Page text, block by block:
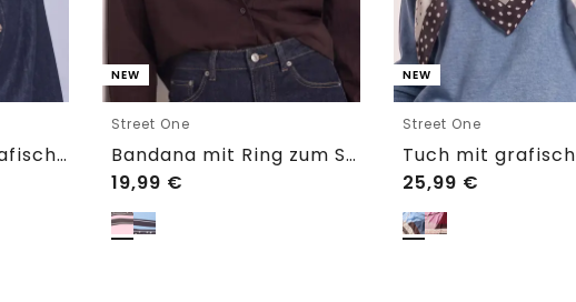
Loop-Schal mit grafischem Muster
NEW
Street One
Bandana mit Ring zum Stylen
19,99 €
NEW
Street One
25,99 €